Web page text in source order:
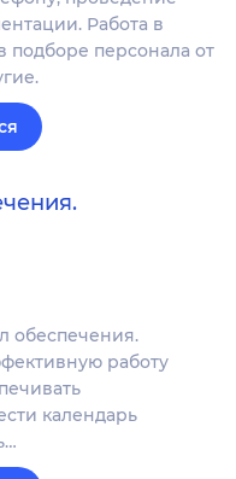
Работа в
персонала от
обеспечения.
работу
календарь